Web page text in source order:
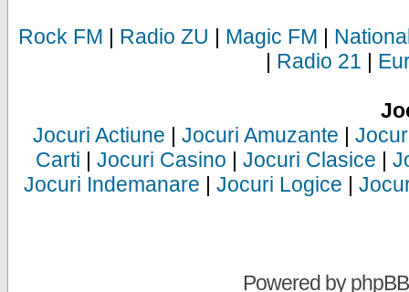
Rock FM | Radio ZU | Magic FM |
| Radio 21 |
Jocuri Actiune | Jocuri Amuzante |
Carti | Jocuri Casino | Jocuri Clasice |
Jocuri Indemanare | Jocuri Logice |
Powered byphpBB